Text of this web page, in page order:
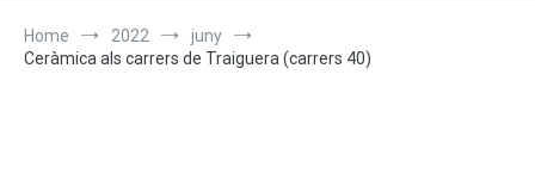
Home 2022
juny
Ceràmica als carrers de Traiguera (carrers 40)